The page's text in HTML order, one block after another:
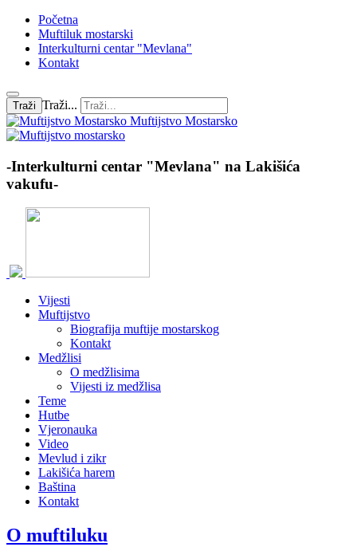
Početna
Muftiluk mostarski
Interkulturni centar "Mevlana"
Kontakt
Traži Traži...
Muftijstvo Mostarsko
-Interkulturni centar "Mevlana" na Lakišića
vakufu-
Vijesti
Muftijstvo
Biografija muftije mostarskog
Kontakt
Medžlisi
O medžlisima
Vijesti iz medžlisa
Teme
Hutbe
Vjeronauka
Video
Mevlud i zikr
Lakišića harem
Baština
Kontakt
O muftiluku